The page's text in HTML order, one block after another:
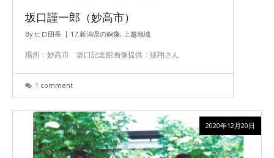
坂口謹一郎（妙高市）
By ヒロ団長 17.新潟県の銅像, 上越地域
場所：妙高市 坂口記念館画像提供：線翔さん
1 comment
2020年12月20日